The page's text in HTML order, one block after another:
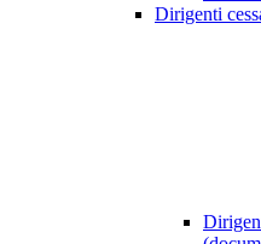
Dirigenti